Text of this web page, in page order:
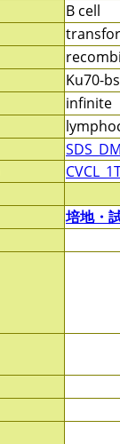
B cell
Ku70-
infinite
培地・